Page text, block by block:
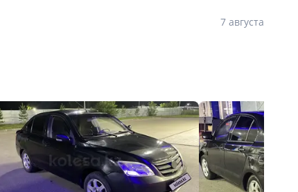
думаю из за массы авто всего 900 кг7 августа